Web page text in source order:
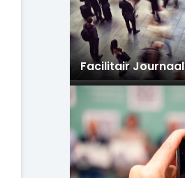
Facilitair Journaal